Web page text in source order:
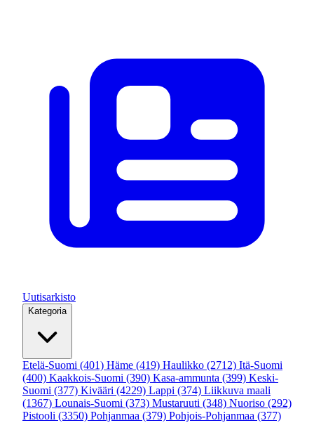
Uutisarkisto
Kategoria
Etelä-Suomi (401) Häme (419) Haulikko (2712) Itä-Suomi
(400) Kaakkois-Suomi (390) Kasa-ammunta (399) Keski-
Suomi (377) Kivääri (4229) Lappi (374) Liikkuva maali
(1367) Lounais-Suomi (373) Mustaruuti (348) Nuoriso (292)
Pistooli (3350) Pohjanmaa (379) Pohjois-Pohjanmaa (377)